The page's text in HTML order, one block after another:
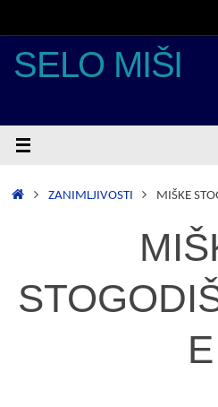
sadržaja
SELO MIŠI
POČETNA
ZANIMLJIVOSTI MIŠKE
E